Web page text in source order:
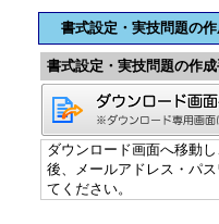
書式設定・実技問題の
書式設定・実技問題の作
ダウンロード画面へ移動
後、メールアドレス・パ
てください。